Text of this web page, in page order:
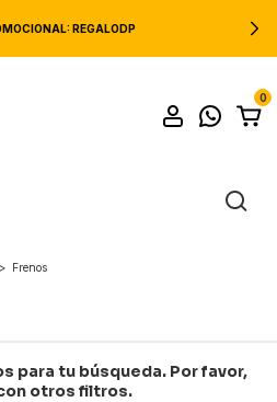
REGALODP
0
> Frenos
para tu búsqueda. Por favor,
otros filtros.